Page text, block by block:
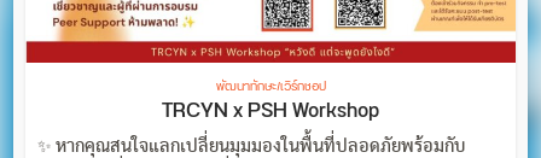
พัฒนาทักษะ/เวิร์กชอป
TRCYN x PSH Workshop
✨ หากคุณสนใจแลกเปลี่ยนมุมมองในพื้นที่ปลอดภัยพร้อมกับ